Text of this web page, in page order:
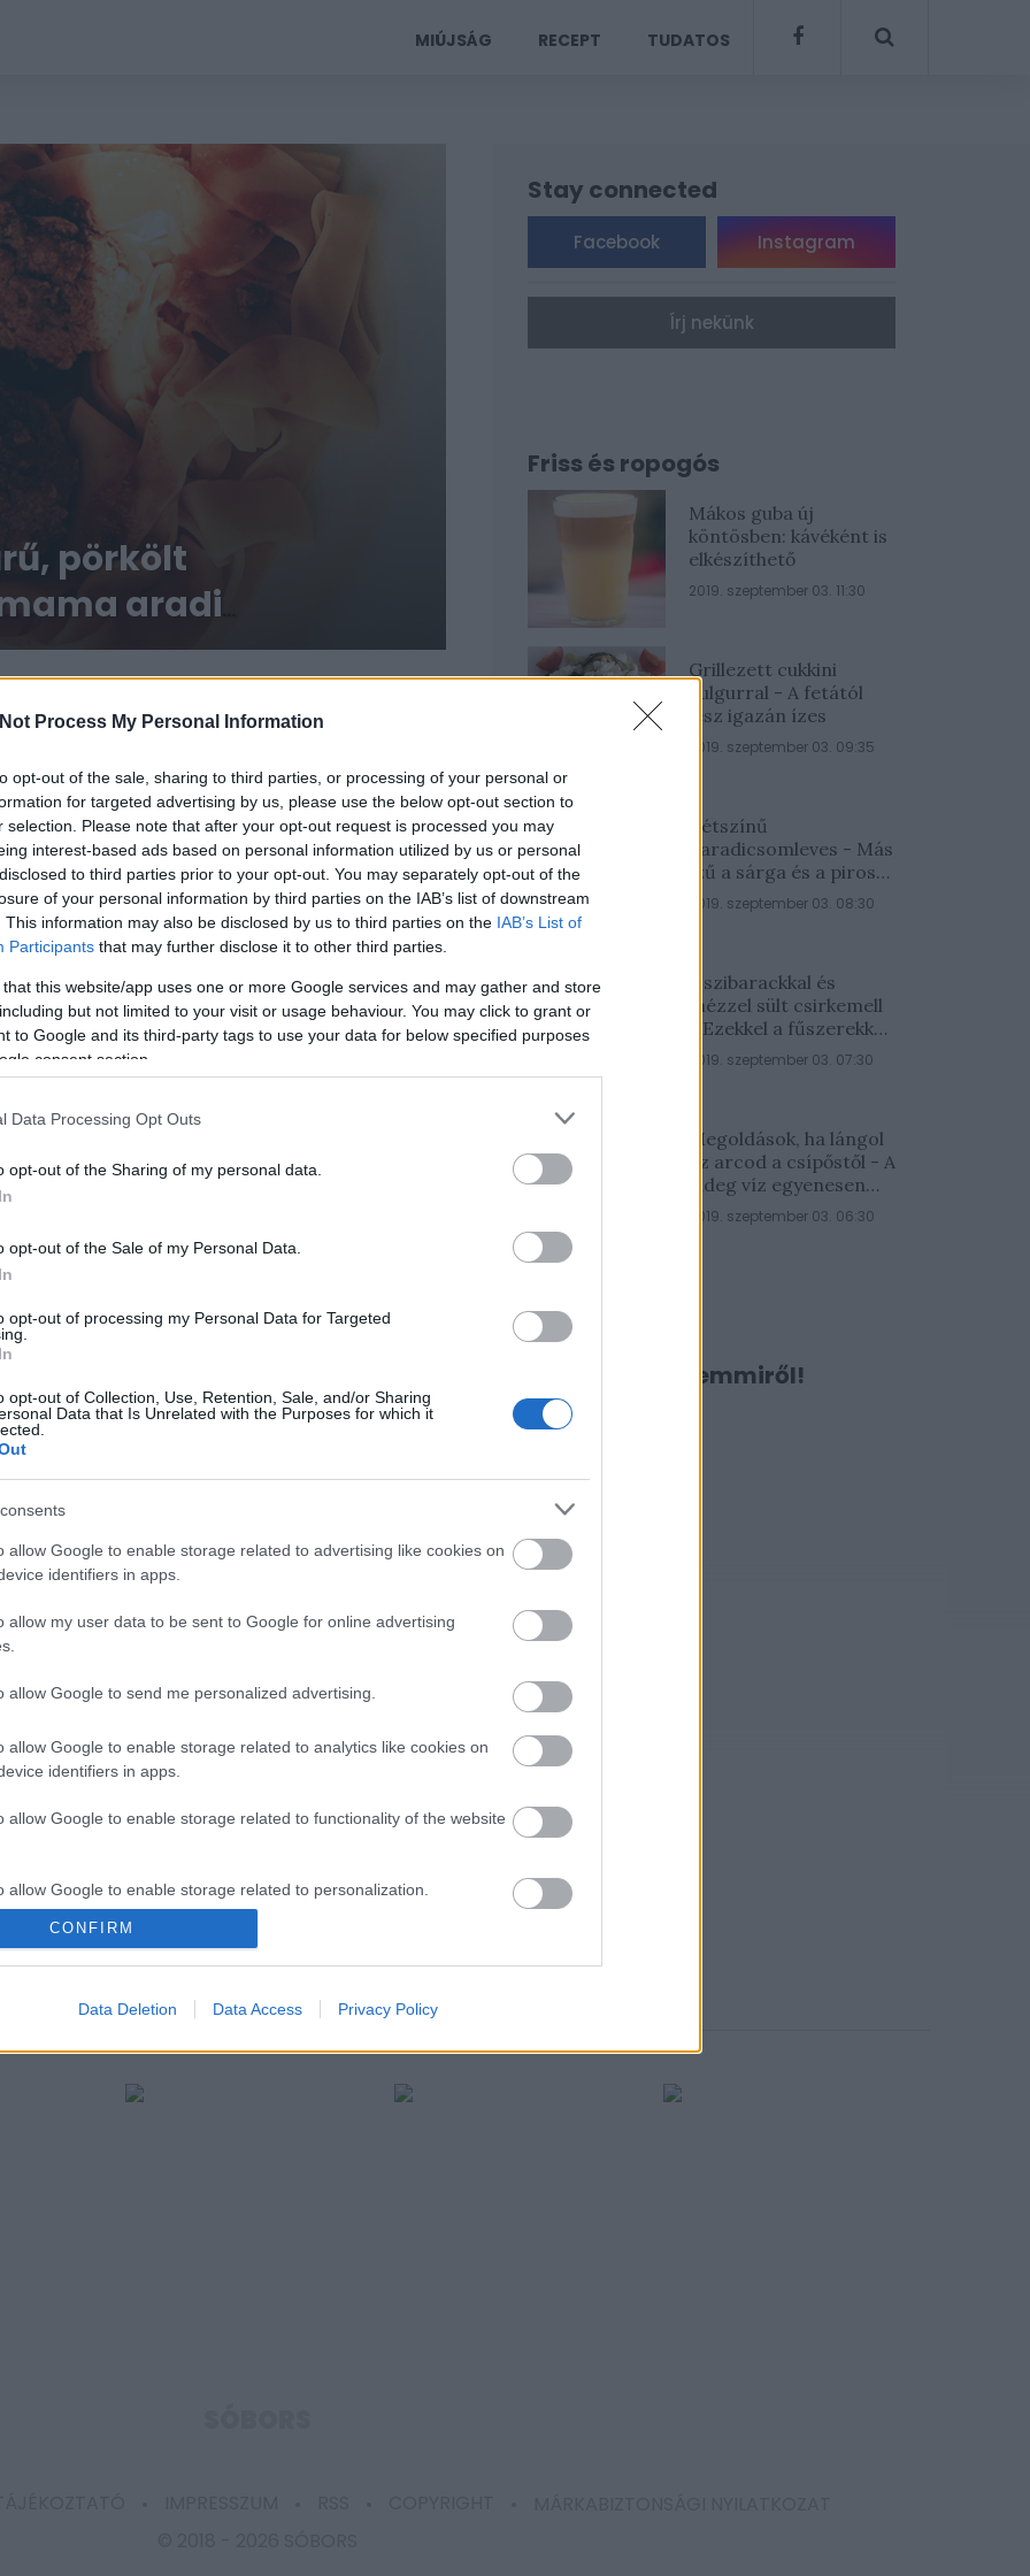
Process My Personal Information
opt-out of the sale, sharing to third parties, or processing of your personal or
for targeted advertising by us, please use the below opt-out section to
selection. Please note that after your opt-out request is processed you may
interest-based ads based on personal information utilized by us or personal
to third parties prior to your opt-out. You may separately opt-out of the
of your personal information by third parties on the IAB’s list of downstream
This information may also be disclosed by us to third parties on the IAB’s List of
Participants that may further disclose it to other third parties.
that this website/app uses one or more Google services and may gather and store
but not limited to your visit or usage behaviour. You may click to grant or
to Google and its third-party tags to use your data for below specified purposes
consent section.
Data Processing Opt Outs
opt-out of the Sharing of my personal data.
opt-out of the Sale of my Personal Data.
opt-out of processing my Personal Data for Targeted
opt-out of Collection, Use, Retention, Sale, and/or Sharing
Data that Is Unrelated with the Purposes for which it
allow Google to enable storage related to advertising like cookies on
identifiers in apps.
allow my user data to be sent to Google for online advertising
allow Google to send me personalized advertising.
allow Google to enable storage related to analytics like cookies on
identifiers in apps.
allow Google to enable storage related to functionality of the website
allow Google to enable storage related to personalization.
allow Google to enable storage related to security, including
functionality and fraud prevention, and other user protection.
CONFIRM
Data Deletion Data Access Privacy Policy
MIÚJSÁG RECEPT TUDATOS
pörkölt
aradi
Erdélyi juhtúrós puliszka ropogós
szalonnapörccel - A jóllakottság
és a jókedv garantált
2019. április 03.
Azon a bizonyos erdélyi úton, ahol a zöldséges
számtalan meglepő kulináris élményben volt
paszulycsorba
2018. augusztus 14.
A csorba tipikus erdélyi leves, habár eredetileg
természetesen a román konyhából vették át. A
mi leveseinktől abban különbözik, hogy
valamivel...
Stay connected
Facebook Instagram
Írj nekünk
Friss és ropogós
Mákos guba új
köntösben: kávéként is
elkészíthető
2019. szeptember 03. 11:30
Grillezett cukkini
bulgurral - A fetától
lesz igazán ízes
2019. szeptember 03. 09:35
Kétszínű
paradicsomleves - Más
ízű a sárga és a piros
rész
2019. szeptember 03. 08:30
Őszibarackkal és
mézzel sült csirkemell
- Ezekkel a fűszerekkel
lesz a legfinomabb
2019. szeptember 03. 07:30
Megoldások, ha lángol
az arcod a csípőstől - A
hideg víz egyenesen
rossz ötlet
2019. szeptember 03. 06:30
Ne maradj le semmiről!